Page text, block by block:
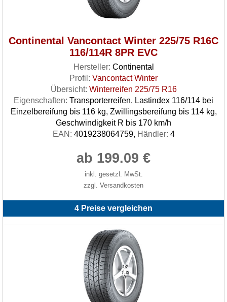
Continental Vancontact Winter 225/75 R16C
116/114R 8PR EVC
Hersteller: Continental
Profil: Vancontact Winter
Übersicht: Winterreifen 225/75 R16
Eigenschaften: Transporterreifen, Lastindex 116/114 bei
Einzelbereifung bis 116 kg, Zwillingsbereifung bis 114 kg,
Geschwindigkeit R bis 170 km/h
EAN: 4019238064759, Händler: 4
ab 199.09 €
inkl. gesetzl. MwSt.
zzgl. Versandkosten
4 Preise vergleichen